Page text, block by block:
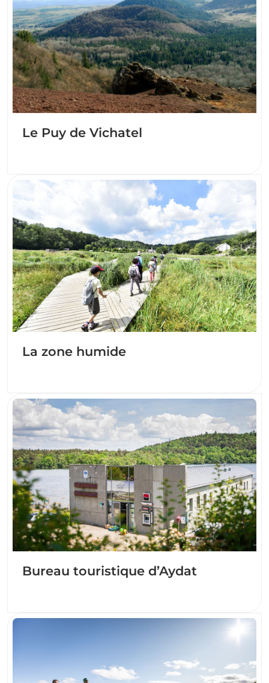
Le Puy de Vichatel
La zone humide
Bureau touristique d’Aydat